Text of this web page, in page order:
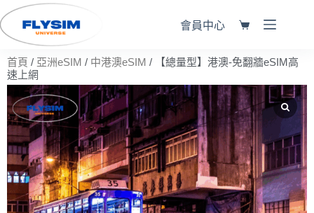
會員中心
首頁 / 亞洲eSIM / 中港澳eSIM / 【總量型】港澳-免翻牆eSIM高
速上網